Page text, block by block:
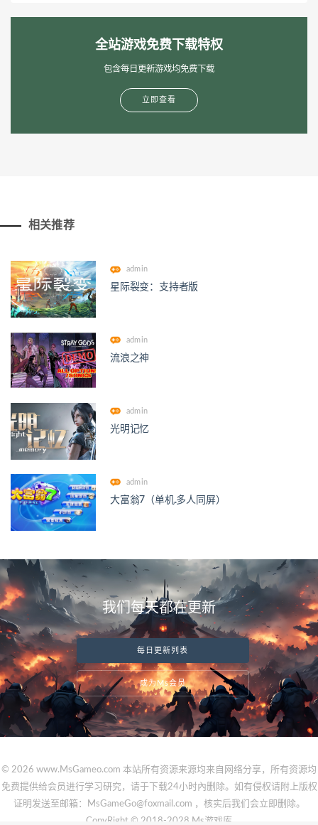
全站游戏免费下载特权
包含每日更新游戏均免费下载
立即查看
相关推荐
admin
星际裂变：支持者版
admin
流浪之神
admin
光明记忆
admin
大富翁7（单机.多人同屏）
我们每天都在更新
每日更新列表
成为Ms会员
© 2026 www.MsGameo.com 本站所有资源来源均来自网络分享，所有资源均
免费提供给会员进行学习研究，请于下载24小时內删除。如有侵权请附上版权
证明发送至邮箱：MsGameGo@foxmail.com ，核实后我们会立即删除。
CopyRight © 2018-2028 Ms游戏库